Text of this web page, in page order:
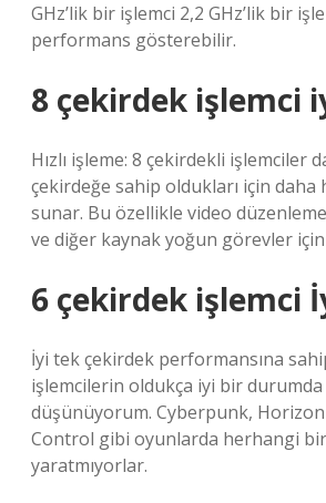
GHz’lik bir işlemci 2,2 GHz’lik bir
performans gösterebilir.
8 çekirdek işlemci
Hızlı işleme: 8 çekirdekli işlemciler
çekirdeğe sahip oldukları için daha
sunar. Bu özellikle video
ve diğer kaynak yoğun görevler
6 çekirdek işlemci
İyi tek çekirdek performansına
işlemcilerin oldukça iyi bir
düşünüyorum. Cyberpunk,
Control gibi oyunlarda herhangi
yaratmıyorlar.